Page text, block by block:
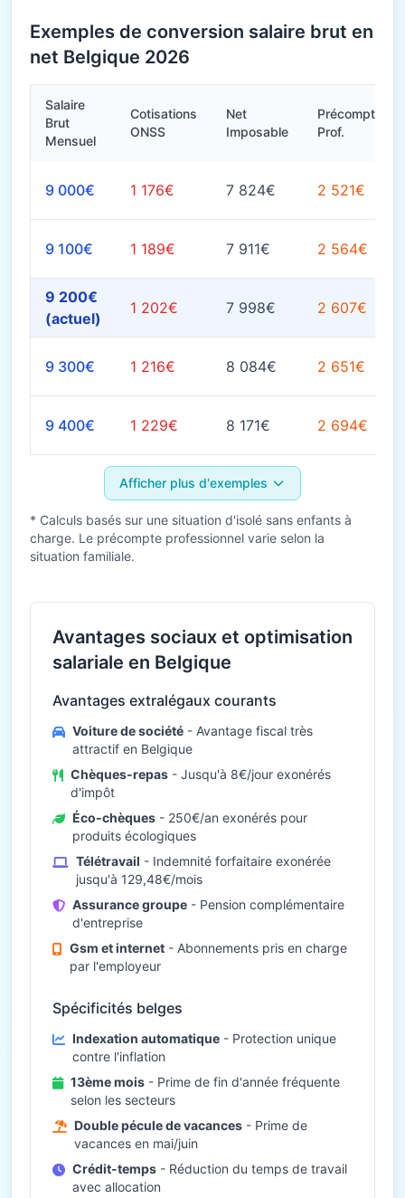
Exemples de conversion salaire brut en
net Belgique 2026
Salaire
Brut
Mensuel
Cotisations
ONSS
Net
Imposable
Précompte
Prof.
9 000€ 1 176€ 7 824€ 2 521€
9 100€ 1 189€ 7 911€ 2 564€
9 200€
(actuel)
1 202€ 7 998€ 2 607€
9 300€ 1 216€ 8 084€ 2 651€
9 400€ 1 229€ 8 171€ 2 694€
Afficher plus d'exemples
* Calculs basés sur une situation d'isolé sans enfants à
charge. Le précompte professionnel varie selon la
situation familiale.
Avantages sociaux et optimisation
salariale en Belgique
Avantages extralégaux courants
Voiture de société - Avantage fiscal très
attractif en Belgique
Chèques-repas - Jusqu'à 8€/jour exonérés
d'impôt
Éco-chèques - 250€/an exonérés pour
produits écologiques
Télétravail - Indemnité forfaitaire exonérée
jusqu'à 129,48€/mois
Assurance groupe - Pension complémentaire
d'entreprise
Gsm et internet - Abonnements pris en charge
par l'employeur
Spécificités belges
Indexation automatique - Protection unique
contre l'inflation
13ème mois - Prime de fin d'année fréquente
selon les secteurs
Double pécule de vacances - Prime de
vacances en mai/juin
Crédit-temps - Réduction du temps de travail
avec allocation